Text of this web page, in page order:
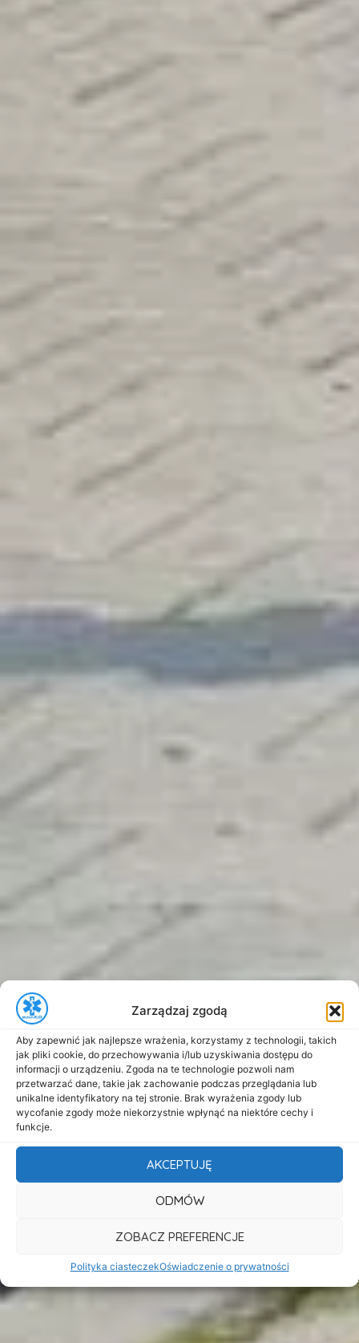
Zarządzaj zgodą
Aby zapewnić jak najlepsze wrażenia, korzystamy z technologii, takich
jak pliki cookie, do przechowywania i/lub uzyskiwania dostępu do
informacji o urządzeniu. Zgoda na te technologie pozwoli nam
przetwarzać dane, takie jak zachowanie podczas przeglądania lub
unikalne identyfikatory na tej stronie. Brak wyrażenia zgody lub
wycofanie zgody może niekorzystnie wpłynąć na niektóre cechy i
funkcje.
AKCEPTUJĘ
ODMÓW
ZOBACZ PREFERENCJE
Polityka ciasteczekOświadczenie o prywatności